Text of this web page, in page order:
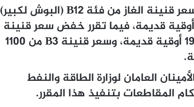
وبموجب هذا القرار، فقد انخفض سعر قنينة الغاز من فئة B12 (البوش لكبير)
من 5000 أوقية قديمة إلى 4000 أوقية قديمة، فيما تقرر خفض سعر قنينة
B6 من 2400 أوقية قديمة إلى 1920 أوقية قديمة، وسعر قنينة B3 من 1100
يكلف الأمينان العامان لوزارة الطاقة والنفط
المقاطعات بتنفيذ هذا المقرر.